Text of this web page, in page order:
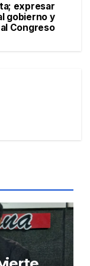
expresar
gobierno y
al Congreso